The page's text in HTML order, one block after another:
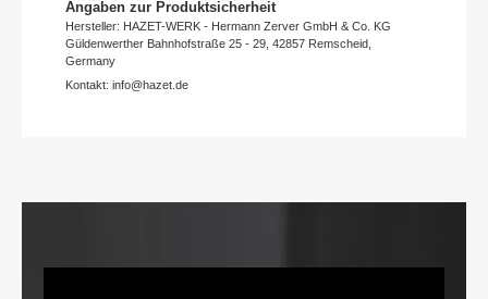
Angaben zur Produktsicherheit
Hersteller: HAZET-WERK - Hermann Zerver GmbH & Co. KG
Güldenwerther Bahnhofstraße 25 - 29, 42857 Remscheid,
Germany
Kontakt: info@hazet.de